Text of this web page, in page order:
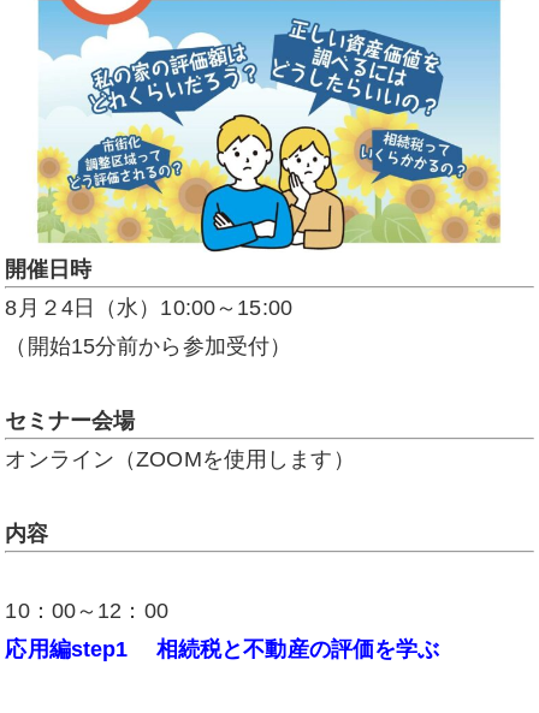
開催日時
8月２4日（水）10:00～15:00
（開始15分前から参加受付）
セミナー会場
オンライン（ZOOMを使用します）
内容
10：00～12：00
応用編step1 相続税と不動産の評価を学ぶ